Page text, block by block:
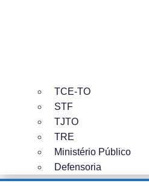
TCE-TO
STF
TJTO
TRE
Ministério Público
Defensoria